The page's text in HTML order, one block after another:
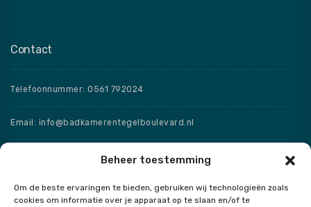
Beheer toestemming
Om de beste ervaringen te bieden, gebruiken wij technologieën zoals
cookies om informatie over je apparaat op te slaan en/of te
Contact
Telefoonnummer: 0561 792024
Email: info@badkamerentegelboulevard.nl
Adres: Frisaxstraat 5, 8471 ZW Wolvega
Openingstijden